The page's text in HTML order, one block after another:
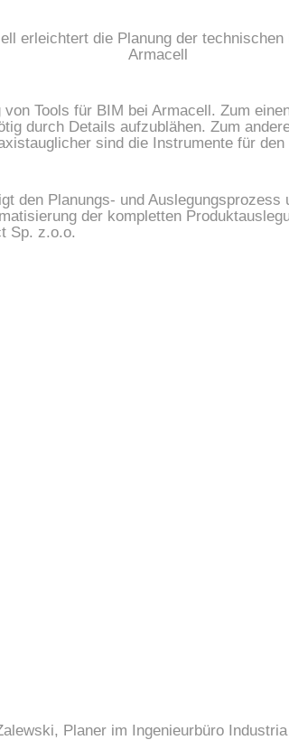
erleichtert die Planung der
Armacell
Tools für BIM bei Armacell. Zum
durch Details aufzublähen. Zum
sind die Instrumente für den
den Planungs- und
der kompletten
Sp. z.o.o.
Planer im Ingenieurbüro